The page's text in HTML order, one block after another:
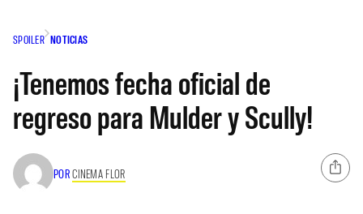
SPOILER NOTICIAS
¡Tenemos fecha oficial de
regreso para Mulder y Scully!
PORCINEMA FLOR